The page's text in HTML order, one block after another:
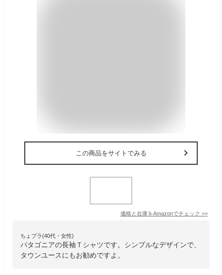
この商品をサイトでみる
価格と在庫をAmazonでチェック >>
ちょプラ(40代・女性)
パタゴニアの長袖Ｔシャツです。シンプルなデザインで、
タウンユースにもお勧めですよ。